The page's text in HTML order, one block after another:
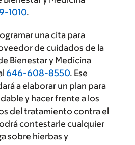
1010.
una cita para
de cuidados de la
Bienestar y Medicina
646-608-8550. Ese
a elaborar un plan para
y hacer frente a los
del tratamiento contra el
contestarle cualquier
sobre hierbas y